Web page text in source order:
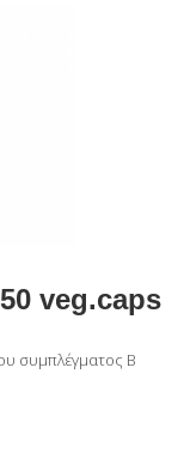
veg.caps
συμπλέγματος B